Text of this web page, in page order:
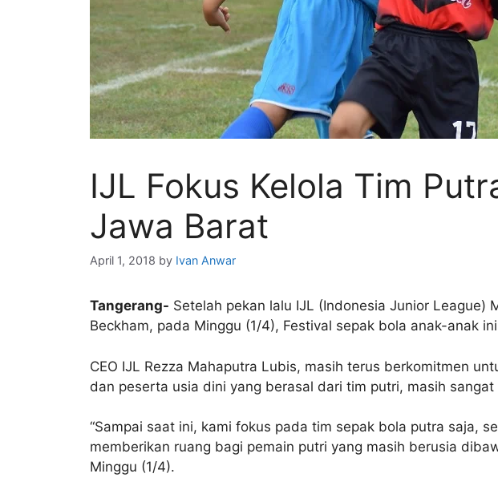
IJL Fokus Kelola Tim
Jawa Barat
April 1, 2018 by Ivan Anwar
Tangerang- Setelah pekan lalu IJL (Indonesia Junior
Beckham, pada Minggu (1/4), Festival sepak bola anak-anak
CEO IJL Rezza Mahaputra Lubis, masih terus berkomitmen
dan peserta usia dini yang berasal dari tim putri, masih sangat
“Sampai saat ini, kami fokus pada tim sepak bola putra saja,
memberikan ruang bagi pemain putri yang masih berusia
Minggu (1/4).